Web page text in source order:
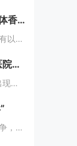
6个罕见的未解之谜, 少女的体香怎么回事?还有哪些？
除了少女体香的未解之谜外，还有以下较为罕见的未解之谜：1. **人体自燃现象**：在某些情况下，人体会莫名其妙地起火燃烧，而且火势凶猛，受害者往往在短时间内被严重烧伤甚至死亡。这种现象极其罕见且令人费解，因为人体本身通常不具备自燃的条件。一...
1982年张家口UFO事件：医院无故断电，多人见到奇怪的光，这事你怎么看？
对于1982年张家口UFO事件中出现的医院无故断电和多人见到奇怪的光这一现象，可以从以下几个角度来分析：1. **自然现象或天文现象误认的可能性**：- **大气光学现象**：自然界中存在着多种大气光学现象，如球状闪电、极光、海市蜃楼等。在...
日本的由一条臭鱼引发的一场战争，这场战争改变了日本的命运，起因居然是一条臭鱼，这是我认为最诡异的战争了。1582年，织田信长已经控制了以京都为中心的最富庶的半个日本，威望和势力都如日中天，统一日本只是个时间问题。信长也做好了消灭其他不服从命...